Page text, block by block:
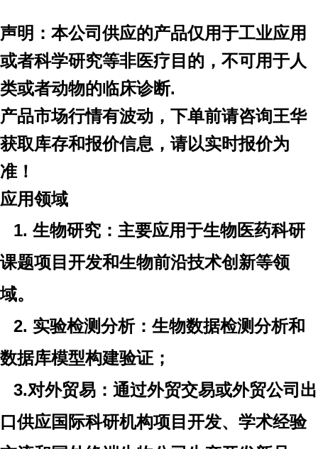
声明：本公司供应的产品仅用于工业应用
或者科学研究等非医疗目的，不可用于人
类或者动物的临床诊断.
产品市场行情有波动，下单前请咨询王华
获取库存和报价信息，请以实时报价为
准！
应用领域
1. 生物研究：主要应用于生物医药科研
课题项目开发和生物前沿技术创新等领
域。
2. 实验检测分析：生物数据检测分析和
数据库模型构建验证；
3.对外贸易：通过外贸交易或外贸公司出
口供应国际科研机构项目开发、学术经验